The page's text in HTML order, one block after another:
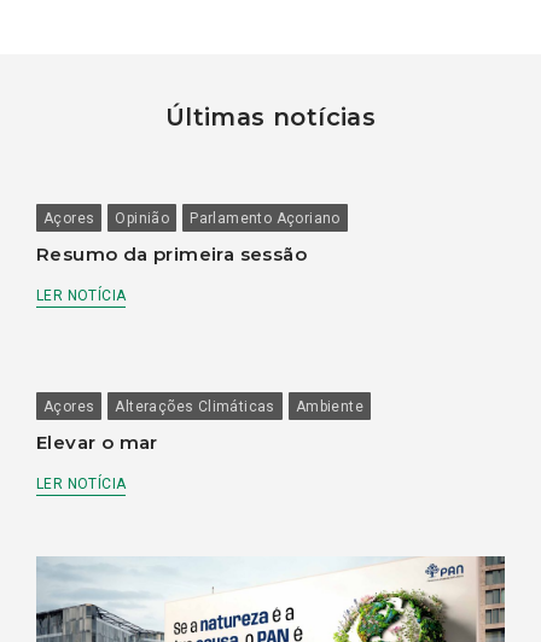
Últimas notícias
Açores Opinião Parlamento Açoriano
Resumo da primeira sessão
LER NOTÍCIA
Açores Alterações Climáticas Ambiente
Elevar o mar
LER NOTÍCIA